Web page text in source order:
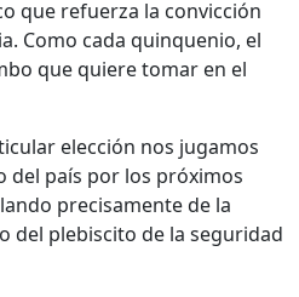
que refuerza la convicción
Como cada quinquenio, el
que quiere tomar en el
elección nos jugamos
del país por los próximos
precisamente de la
del plebiscito de la seguridad